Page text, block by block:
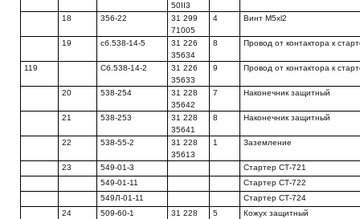
50II3
18 356-22
31 299
71005
4 Винт M5xl2
19 сб.538-14-5
31 226
35634
8 Провод от контактора к
119 Сб.538-14-2
31 226
35633
9 Провод от контактора к
20 538-254
31 228
35642
7 Наконечник защитный
21 538-253
31 228
35641
8 Наконечник защитный
22 538-55-2
31 228
35613
1 Заземление
23 549-01-3
Стартер СТ-721
549-01-11
Стартер СТ-722
549Л-01-11
Стартер СТ-724
24
509-60-1
31 228
5 Кожух защитный